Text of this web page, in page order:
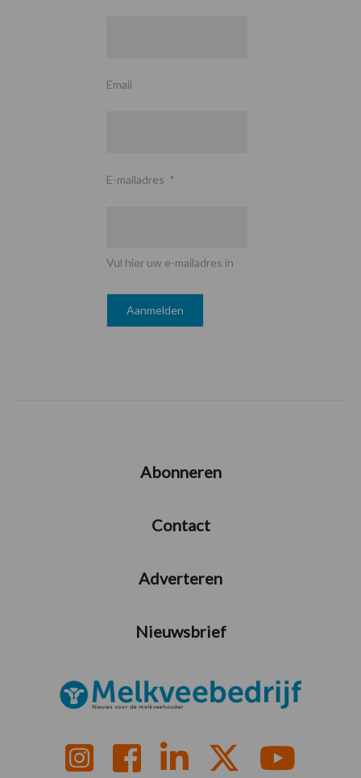
Email
E-mailadres *
Vul hier uw e-mailadres in
Abonneren
Contact
Adverteren
Nieuwsbrief